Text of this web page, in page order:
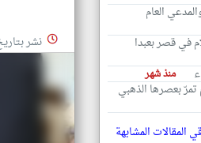
نشر بتاريخ:
العام
في قصر بعبدا
منذ شهر
بعصرها الذهبي
المقالات المشابهة